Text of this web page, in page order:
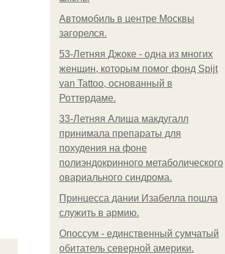
Автомобиль в центре Москвы
загорелся.
53-Летняя Джоке - одна из многих
женщин, которым помог фонд Spijt
van Tattoo, основанный в
Роттердаме.
33-Летняя Алиша макдугалл
принимала препараты для
похудения на фоне
полиэндокринного метаболического
овариального синдрома.
Принцесса дании Изабелла пошла
служить в армию.
Опоссум - единственный сумчатый
обитатель северной америки.